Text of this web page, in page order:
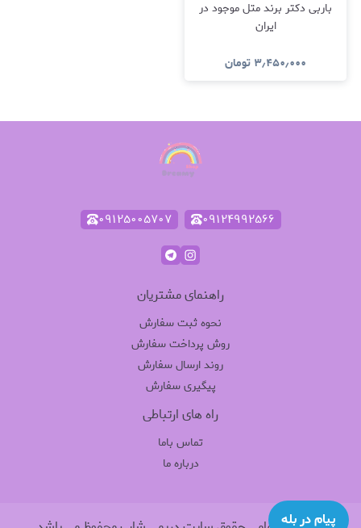
باربی دکتر برند متل موجود در
ایران
۳٫۴۵۰٫۰۰۰ تومان
۰۹۱۲۴۹۹۲۵۶۶ ۰۹۱۲۵۰۰۵۷۰۷
راهنمای مشتریان
نحوه ثبت سفارش
روش پرداخت سفارش
روند ارسال سفارش
پیگیری سفارش
راه های ارتباطی
تماس باما
درباره ما
پیام در بله